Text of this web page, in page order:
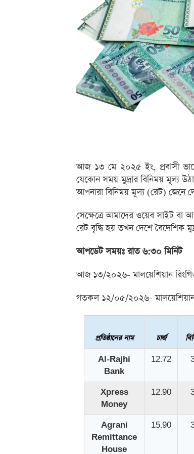
আজ ১৩ মে ২০২৫ ইং, প্রবাসী
যেকোন সময় মুদ্রার বিনিময় মূল্য
আপনারা বিনিময় মূল্য (রেট) জেনে
সেক্ষেত্রে আমাদের ওয়েব সাইট বা
রেট বৃদ্ধি হয় তখন দেশে বৈদেশিক
আপডেট সময়ঃ রাত ৬:৩০ মিনিট
আজ ১৩/২০২৬- মালয়েশিয়ান
গতকল ১২/০৫/২০২৬- মালয়েশিয়ান
প্রতিষ্ঠানের নাম চার্জ
Al-Rajhi
Bank
12.72
Xpress
Money
12.90
Agrani
Remittance
House
15.90